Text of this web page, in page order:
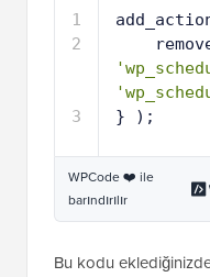
1
2
3
} );
WPCode ❤️ ile
barındırılır
Bu kodu